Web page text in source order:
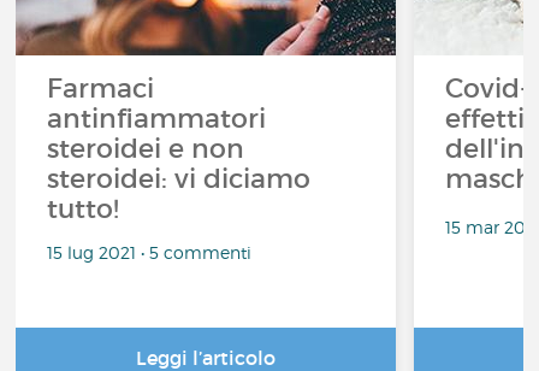
Farmaci
antinfiammatori
steroidei e non
steroidei: vi diciamo
tutto!
15 lug 2021 • 5 commenti
Leggi l’articolo
Covid-
effetti
15 mar